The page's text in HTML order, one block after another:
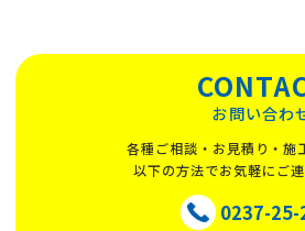
お問い合わ
各種ご相談・お見積り・施
以下の方法でお気軽にご連
0237-25-